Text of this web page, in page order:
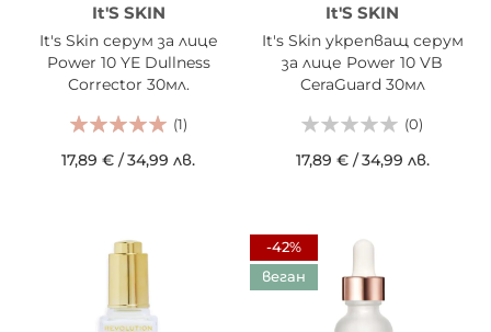
It'S SKIN
It's Skin серум за лице
Power 10 YE Dullness
Corrector 30мл.
(1)
17,89 € /34,99 лв.
It'S SKIN
It's Skin укрепващ серум
за лице Power 10 VB
CeraGuard 30мл
(0)
17,89 €/34,99 лв.
-42%
веган